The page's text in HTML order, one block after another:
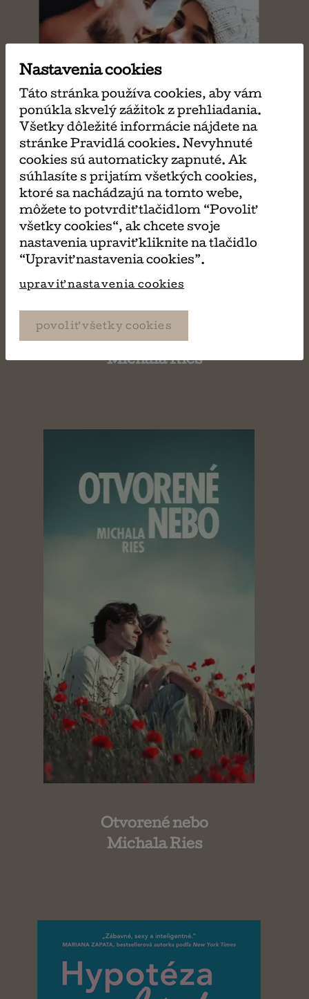
24 dní do Vianoc
Michala Ries
Otvorené nebo
Michala Ries
Nastavenia cookies
Táto stránka používa cookies, aby vám
ponúkla skvelý zážitok z prehliadania.
Všetky dôležité informácie nájdete na
stránke Pravidlá cookies. Nevyhnuté
cookies sú automaticky zapnuté. Ak
súhlasíte s prijatím všetkých cookies,
ktoré sa nachádzajú na tomto webe,
môžete to potvrdiť tlačidlom “Povoliť
všetky cookies“, ak chcete svoje
nastavenia upraviť kliknite na tlačidlo
“Upraviť nastavenia cookies”.
upraviť nastavenia cookies
povoliť všetky cookies